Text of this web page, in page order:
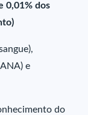
0,01% dos
e
do